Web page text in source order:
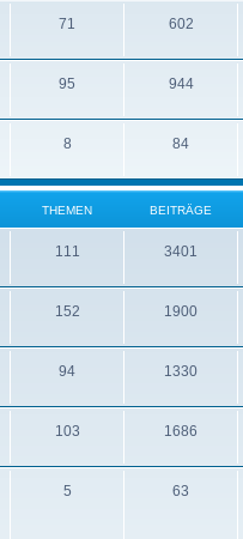
71 602
95 944
8 84
THEMEN BEITRÄGE
111 3401
152 1900
94 1330
103 1686
5 63